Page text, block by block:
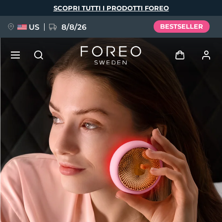
SCOPRI TUTTI I PRODOTTI FOREO
US 8/8/26 BESTSELLER
Accedi
Profilo utente
I miei dispositivi
I miei ordini
I miei indirizzi
I miei abbonamenti
NUOVO
FAQ™ Pure Beauty-Tech Elixir
BREAKING NEWS
issa™ Teeth Whitening Set
Lingua
Deutsch
Español
Français
Italiano
Português
Polski
Svenska
Русский
Türkçe
简体中文 繁體中文